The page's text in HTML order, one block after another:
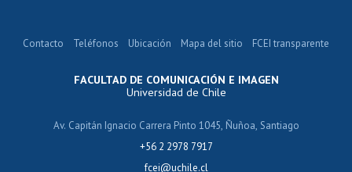
FACULTAD DE COMUNICACIÓN E IMAGEN
Universidad de Chile
Av. Capitán Ignacio Carrera Pinto 1045, Ñuñoa, Santiago
+56 2 2978 7917
fcei@uchile.cl
Contacto Teléfonos Ubicación Mapa del sitio FCEI transparente